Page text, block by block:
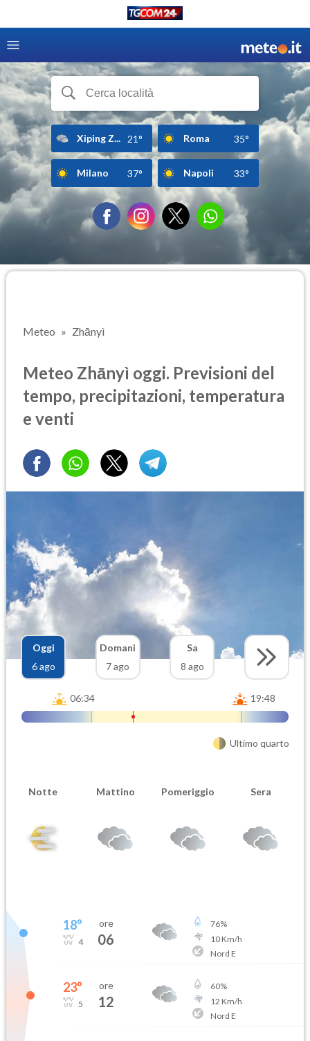
Xiping Z... 21° Roma 35°
Milano 37° Napoli 33°
Meteo Zhānyì
Meteo Zhānyì oggi. Previsioni del
tempo, precipitazioni, temperatura
e venti
Oggi
6 ago
Domani
7 ago
Sa
8 ago
06:34 19:48
Ultimo quarto
Notte Mattino Pomeriggio Sera
18°
4
ore
06
76%
10Km/h
Nord E
23°
5
ore
12
60%
12 Km/h
Nord E